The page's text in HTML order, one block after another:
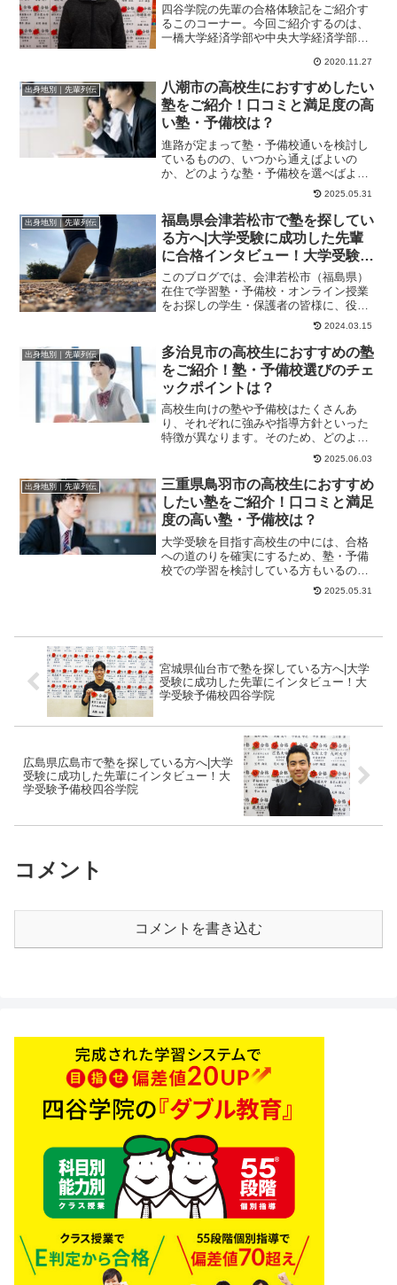
四谷学院の先輩の合格体験記をご紹介す
るこのコーナー。今回ご紹介するのは、
一橋大学経済学部や中央大学経済学部、
2020.11.27
出身地別｜先輩列伝
八潮市の高校生におすすめしたい
塾をご紹介！口コミと満足度の高
い塾・予備校は？
進路が定まって塾・予備校通いを検討し
ているものの、いつから通えばよいの
か、どのような塾・予備校を選べばよい
のかと悩む方もいるのではないでしょう
2025.05.31
出身地別｜先輩列伝
福島県会津若松市で塾を探してい
る方へ|大学受験に成功した先輩
に合格インタビュー！大学受験予
備校四谷学院
このブログでは、会津若松市（福島県）
在住で学習塾・予備校・オンライン授業
をお探しの学生・保護者の皆様に、役立
つ情報やヒントになる情報をお伝えしま
2024.03.15
出身地別｜先輩列伝
多治見市の高校生におすすめの塾
をご紹介！塾・予備校選びのチェ
ックポイントは？
高校生向けの塾や予備校はたくさんあ
り、それぞれに強みや指導方針といった
特徴が異なります。そのため、どのよう
な点に気を付けて選べばよいのか、迷っ
2025.06.03
出身地別｜先輩列伝
三重県鳥羽市の高校生におすすめ
したい塾をご紹介！口コミと満足
度の高い塾・予備校は？
大学受験を目指す高校生の中には、合格
への道のりを確実にするため、塾・予備
校での学習を検討している方もいるので
はないでしょうか。受験勉強は長期にわ
2025.05.31
宮城県仙台市で塾を探している方へ|大学
受験に成功した先輩にインタビュー！大
学受験予備校四谷学院
広島県広島市で塾を探している方へ|大学
受験に成功した先輩にインタビュー！大
学受験予備校四谷学院
コメント
コメントを書き込む